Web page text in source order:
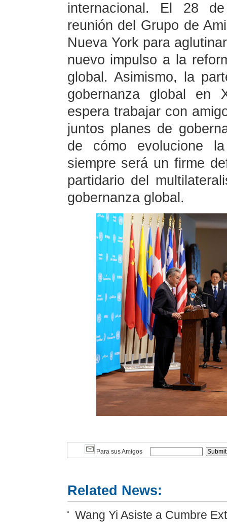
internacional. El 28
reunión del Grupo de
Nueva York para
nuevo impulso a la
global. Asimismo, la
gobernanza global en
espera trabajar con
juntos planes de
de cómo evolucione
siempre será un firme
partidario del
gobernanza global.
Para sus Amigos
Related News:
Wang Yi Asiste a Cumbre